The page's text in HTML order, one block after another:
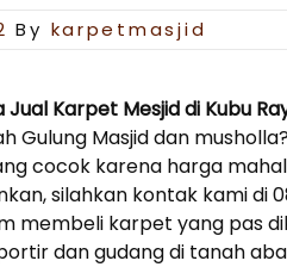
By karpetmasjid
Jual Karpet Mesjid di Kubu
Gulung Masjid dan
cocok karena harga
silahkan kontak kami di
membeli karpet yang pas
dan gudang di tanah